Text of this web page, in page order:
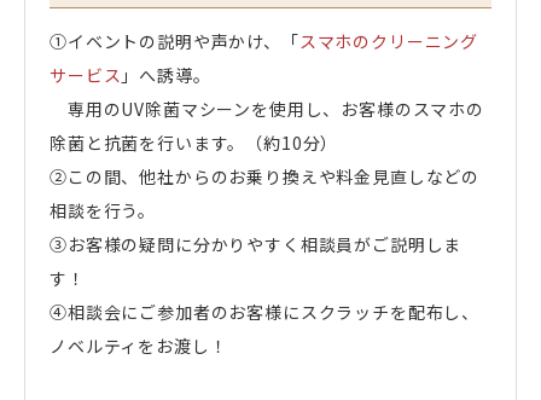
①イベントの説明や声かけ、「スマホのクリーニング
サービス 」へ誘導。
専用のUV除菌マシーンを使用し、お客様のスマホの
除菌と抗菌を行います。（約10分）
②この間、他社からのお乗り換えや料金見直しなどの
相談を行う。
③お客様の疑問に分かりやすく相談員がご説明しま
す！
④相談会にご参加者のお客様にスクラッチを配布し、
ノベルティをお渡し！